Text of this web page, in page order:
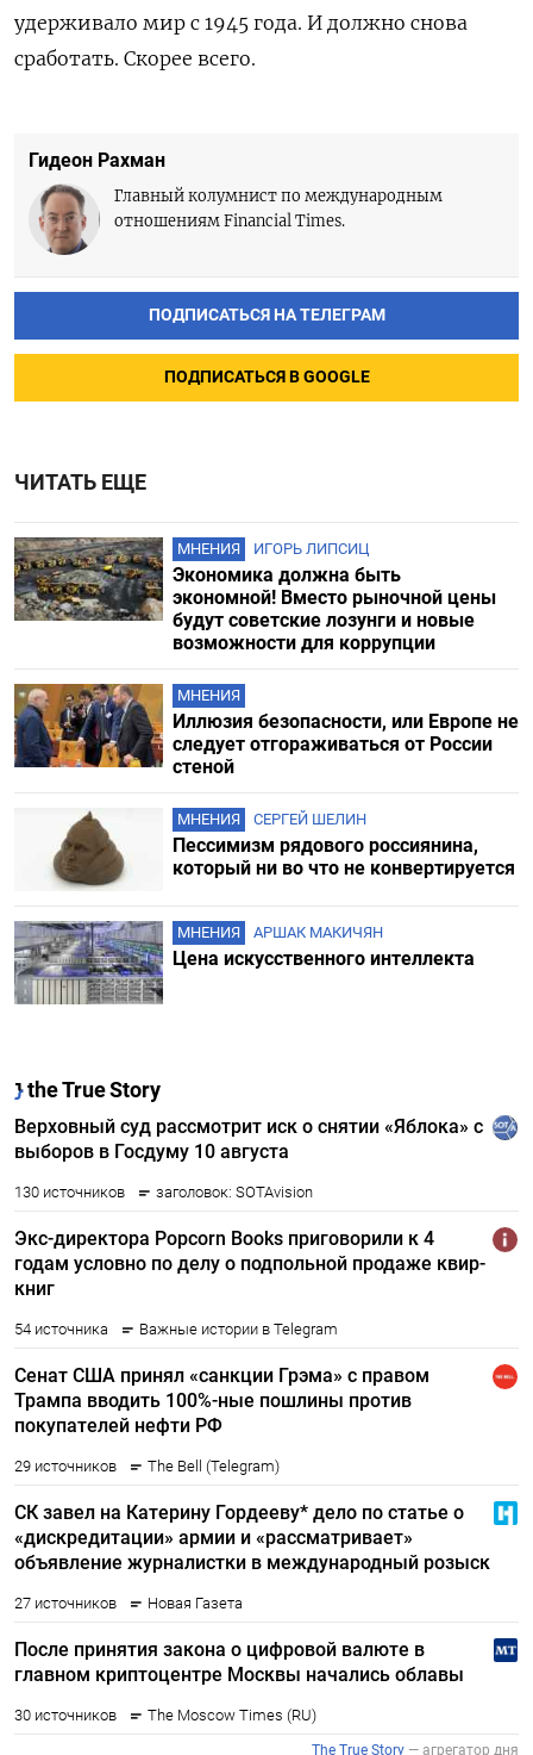
удерживало мир с 1945 года. И должно снова
сработать. Скорее всего.
Гидеон Рахман
Главный колумнист по международным
отношениям Financial Times.
ПОДПИСАТЬСЯ НА ТЕЛЕГРАМ
ПОДПИСАТЬСЯ В GOOGLE
ЧИТАТЬ ЕЩЕ
МНЕНИЯ ИГОРЬ ЛИПСИЦ
Экономика должна быть
экономной! Вместо рыночной цены
будут советские лозунги и новые
возможности для коррупции
МНЕНИЯ
Иллюзия безопасности, или Европе не
следует отгораживаться от России
стеной
МНЕНИЯ СЕРГЕЙ ШЕЛИН
Пессимизм рядового россиянина,
который ни во что не конвертируется
МНЕНИЯ АРШАК МАКИЧЯН
Цена искусственного интеллекта